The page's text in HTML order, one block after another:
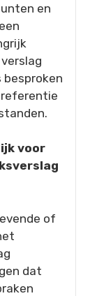
en
voor
of
dat